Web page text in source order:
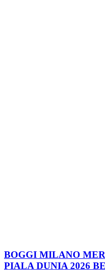
BOGGI MILANO
PIALA DUNIA 2026